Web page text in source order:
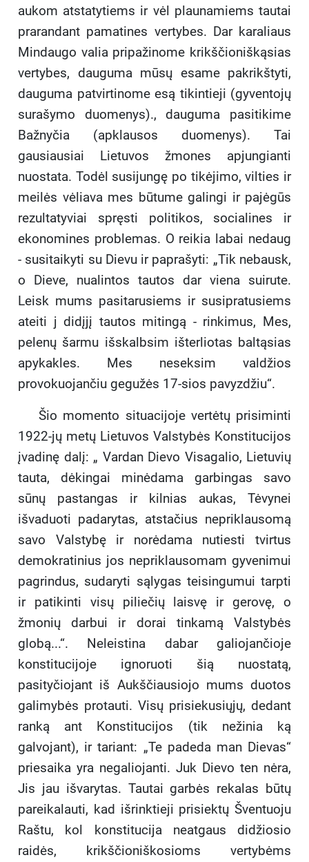
aukom atstatytiems ir vėl plaunamiems tautai
prarandant pamatines vertybes. Dar karaliaus
Mindaugo valia pripažinome krikščioniškąsias
vertybes, dauguma mūsų esame pakrikštyti,
dauguma patvirtinome esą tikintieji (gyventojų
surašymo duomenys)., dauguma pasitikime
Bažnyčia (apklausos duomenys). Tai
gausiausiai Lietuvos žmones apjungianti
nuostata. Todėl susijungę po tikėjimo, vilties ir
meilės vėliava mes būtume galingi ir pajėgūs
rezultatyviai spręsti politikos, socialines ir
ekonomines problemas. O reikia labai nedaug
- susitaikyti su Dievu ir paprašyti: „Tik nebausk,
o Dieve, nualintos tautos dar viena suirute.
Leisk mums pasitarusiems ir susipratusiems
ateiti j didįjį tautos mitingą - rinkimus, Mes,
pelenų šarmu išskalbsim išterliotas baltąsias
apykakles. Mes neseksim valdžios
provokuojančiu gegužės 17-sios pavyzdžiu“.
Šio momento situacijoje vertėtų prisiminti
1922-jų metų Lietuvos Valstybės Konstitucijos
įvadinę dalį: „ Vardan Dievo Visagalio, Lietuvių
tauta, dėkingai minėdama garbingas savo
sūnų pastangas ir kilnias aukas, Tėvynei
išvaduoti padarytas, atstačius nepriklausomą
savo Valstybę ir norėdama nutiesti tvirtus
demokratinius jos nepriklausomam gyvenimui
pagrindus, sudaryti sąlygas teisingumui tarpti
ir patikinti visų piliečių laisvę ir gerovę, o
žmonių darbui ir dorai tinkamą Valstybės
globą...“. Neleistina dabar galiojančioje
konstitucijoje ignoruoti šią nuostatą,
pasityčiojant iš Aukščiausiojo mums duotos
galimybės protauti. Visų prisiekusiųjų, dedant
ranką ant Konstitucijos (tik nežinia ką
galvojant), ir tariant: „Te padeda man Dievas“
priesaika yra negaliojanti. Juk Dievo ten nėra,
Jis jau išvarytas. Tautai garbės rekalas būtų
pareikalauti, kad išrinktieji prisiektų Šventuoju
Raštu, kol konstitucija neatgaus didžiosio
raidės, krikščioniškosioms vertybėms